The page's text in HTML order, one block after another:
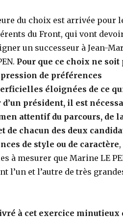
du choix est arrivée pour
du Front, qui vont
un successeur à Jean-
Pour que ce choix ne soit
de préférences
éloignées de ce
président, il est
attentif du parcours, de
de chacun des deux
de style ou de caractère,
à mesurer que Marine LE
l’un et l’autre de très
à cet exercice minutieux